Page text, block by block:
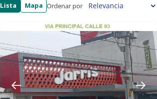
Lista Mapa Ordenar por